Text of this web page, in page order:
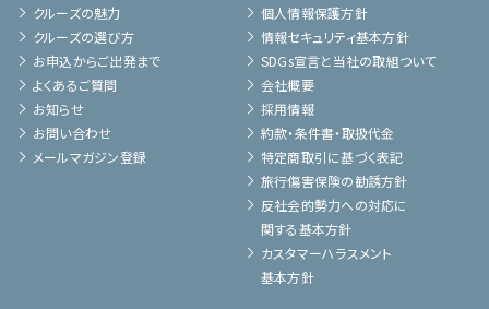
クルーズの魅力
クルーズの選び方
お申込からご出発まで
よくあるご質問
お知らせ
お問い合わせ
メールマガジン登録
個人情報保護方針
情報セキュリティ基本方針
SDGs宣言と当社の取組ついて
会社概要
採用情報
約款・条件書・取扱代金
特定商取引に基づく表記
旅行傷害保険の勧誘方針
反社会的勢力への対応に
関する基本方針
カスタマーハラスメント
基本方針